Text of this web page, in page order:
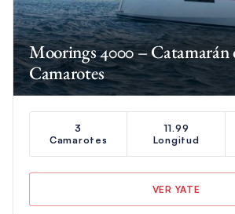
Moorings 4000 – Catamarán
Camarotes
3
Camarotes
11.99
Longitud
VER YATE